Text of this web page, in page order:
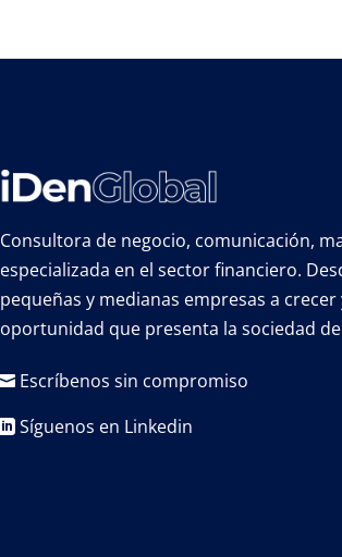
Consultora de negocio, comunicación,
especializada en el sector financiero.
pequeñas y medianas empresas a
oportunidad que presenta la sociedad
Escríbenos sin compromiso
Síguenos en Linkedin